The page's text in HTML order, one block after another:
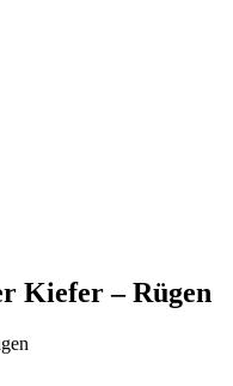
Kiefer – Rügen